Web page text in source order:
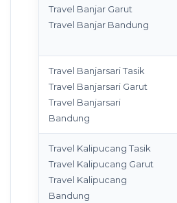
Travel Banjar Garut
Travel Banjar Bandung
Travel Banjarsari Tasik
Travel Banjarsari Garut
Travel Banjarsari
Bandung
Travel Kalipucang Tasik
Travel Kalipucang Garut
Travel Kalipucang
Bandung